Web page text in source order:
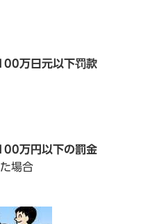
万日元以下罚款
万円以下の罰金
場合